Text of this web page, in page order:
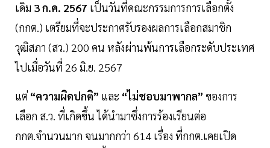
เดิม 3 ก.ค. 2567 เป็นวันที่คณะกรรมการการเลือกตั้ง
(กกต.) เตรียมที่จะประกาศรับรองผลการเลือกสมาชิก
วุฒิสภา (สว.) 200 คน หลังผ่านพ้นการเลือกระดับประเทศ
ไปเมื่อวันที่ 26 มิ.ย. 2567
แต่ “ความผิดปกติ” และ “ไม่ชอบมาพากล” ของการ
เลือก ส.ว. ที่เกิดขึ้น ได้นำมาซึ่งการร้องเรียนต่อ
กกต.จำนวนมาก จนมากกว่า 614 เรื่อง ที่กกต.เคยเปิด